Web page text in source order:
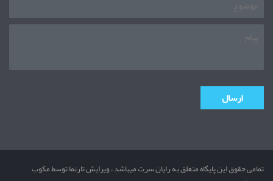
تمامی حقوق این پایگاه متعلق به رایان سرت میباشد ، ویرایش تارنما توسط مکوب